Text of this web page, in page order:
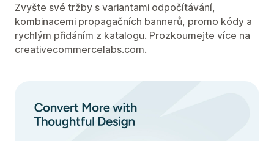
Zvyšte své tržby s variantami odpočítávání,
kombinacemi propagačních bannerů, promo kódy a
rychlým přidáním z katalogu. Prozkoumejte více na
creativecommercelabs.com.